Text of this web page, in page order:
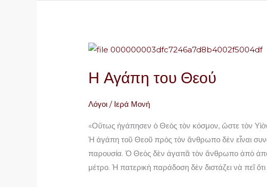
Η Αγάπη του Θεού
Λόγοι / Ιερά Μονή
«Οὕτως ἠγάπησεν ὁ Θεὸς τὸν κόσμον, ὥστε τὸν
Ἡ ἀγάπη τοῦ Θεοῦ πρὸς τὸν ἄνθρωπο δὲν εἶναι
παρουσία. Ὁ Θεὸς δὲν ἀγαπᾶ τὸν ἄνθρωπο ἀπὸ
μέτρο. Ἡ πατερικὴ παράδοση δὲν διστάζει νὰ πεῖ
Η
του